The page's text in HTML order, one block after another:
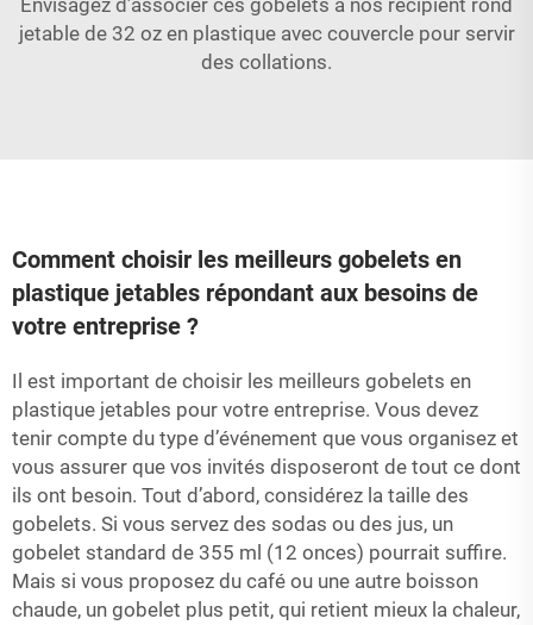
Envisagez d’associer ces gobelets à nos récipient rond
jetable de 32 oz en plastique avec couvercle pour servir
des collations.
Comment choisir les meilleurs gobelets en
plastique jetables répondant aux besoins de
votre entreprise ?
Il est important de choisir les meilleurs gobelets en
plastique jetables pour votre entreprise. Vous devez
tenir compte du type d’événement que vous organisez et
vous assurer que vos invités disposeront de tout ce dont
ils ont besoin. Tout d’abord, considérez la taille des
gobelets. Si vous servez des sodas ou des jus, un
gobelet standard de 355 ml (12 onces) pourrait suffire.
Mais si vous proposez du café ou une autre boisson
chaude, un gobelet plus petit, qui retient mieux la chaleur,